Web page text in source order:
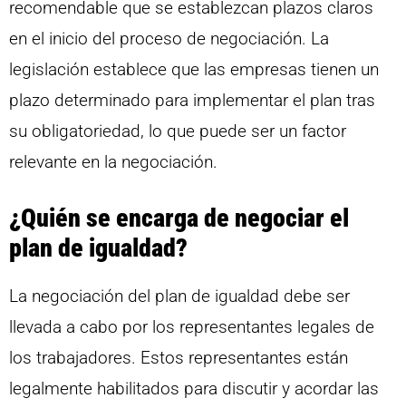
recomendable que se establezcan plazos claros
en el inicio del proceso de negociación. La
legislación establece que las empresas tienen un
plazo determinado para implementar el plan tras
su obligatoriedad, lo que puede ser un factor
relevante en la negociación.
¿Quién se encarga de negociar el
plan de igualdad?
La negociación del plan de igualdad debe ser
llevada a cabo por los representantes legales de
los trabajadores. Estos representantes están
legalmente habilitados para discutir y acordar las